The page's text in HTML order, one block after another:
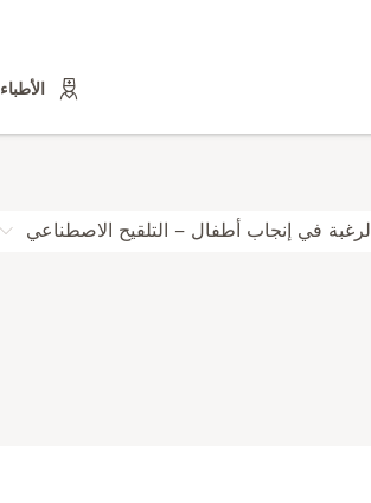
الأطباء
الرغبة في إنجاب أطفال – التلقيح الاصطناعي